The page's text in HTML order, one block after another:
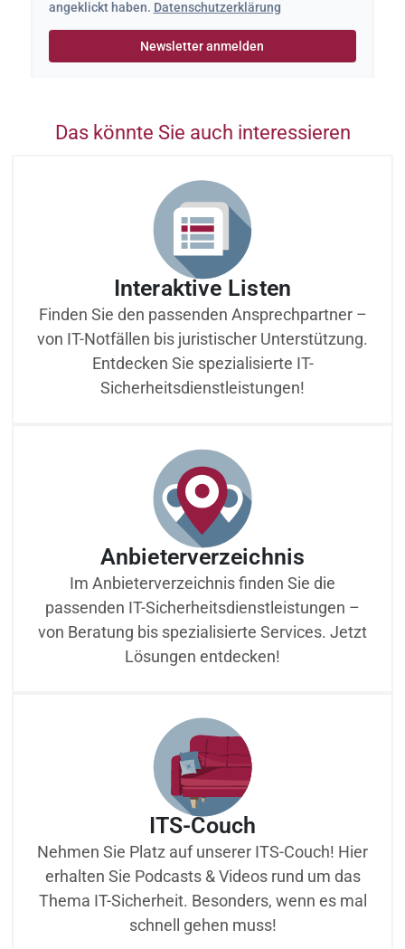
angeklickt haben. Datenschutzerklärung
Das könnte Sie auch interessieren
Interaktive Listen
Finden Sie den passenden Ansprechpartner –
von IT-Notfällen bis juristischer Unterstützung.
Entdecken Sie spezialisierte IT-
Sicherheitsdienstleistungen!
Anbieterverzeichnis
Im Anbieterverzeichnis finden Sie die
passenden IT-Sicherheitsdienstleistungen –
von Beratung bis spezialisierte Services. Jetzt
Lösungen entdecken!
ITS-Couch
Nehmen Sie Platz auf unserer ITS-Couch! Hier
erhalten Sie Podcasts & Videos rund um das
Thema IT-Sicherheit. Besonders, wenn es mal
schnell gehen muss!